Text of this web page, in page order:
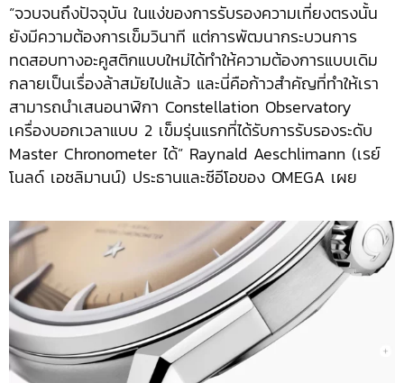
“จวบจนถึงปัจจุบัน ในแง่ของการรับรองความเที่ยงตรงนั้น
ยังมีความต้องการเข็มวินาที แต่การพัฒนากระบวนการ
ทดสอบทางอะคูสติกแบบใหม่ได้ทำให้ความต้องการแบบเดิม
กลายเป็นเรื่องล้าสมัยไปแล้ว และนี่คือก้าวสำคัญที่ทำให้เรา
สามารถนำเสนอนาฬิกา Constellation Observatory
เครื่องบอกเวลาแบบ 2 เข็มรุ่นแรกที่ได้รับการรับรองระดับ
Master Chronometer ได้” Raynald Aeschlimann (เรย์
โนลด์ เอชลิมานน์) ประธานและซีอีโอของ OMEGA เผย